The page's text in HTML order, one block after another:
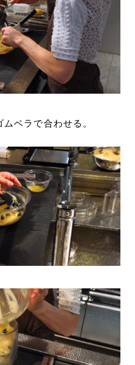
ベラで合わせる。